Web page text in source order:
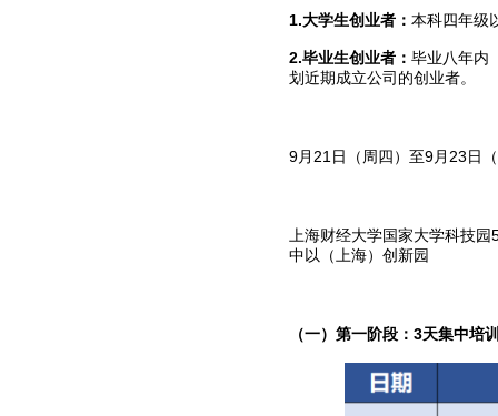
1.大学生创业者： 本科四年级
2.毕业生创业者： 毕业八年内
划近期成立公司的创业者。
9月21日（周四）至9月23日
上海财经大学国家大学科技园
中以（上海）创新园
（一）第一阶段：3天集中培